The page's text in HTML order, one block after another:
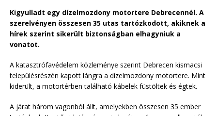
Kigyulladt egy dízelmozdony motortere Debrecennél. A
szerelvényen összesen 35 utas tartózkodott, akiknek a
hírek szerint sikerült biztonságban elhagyniuk a
vonatot.
A katasztrófavédelem közleménye szerint Debrecen kismacsi
településrészén kapott lángra a dízelmozdony motortere. Mint
kiderült, a motortérben található kábelek füstöltek és égtek.
A járat három vagonból állt, amelyekben összesen 35 ember